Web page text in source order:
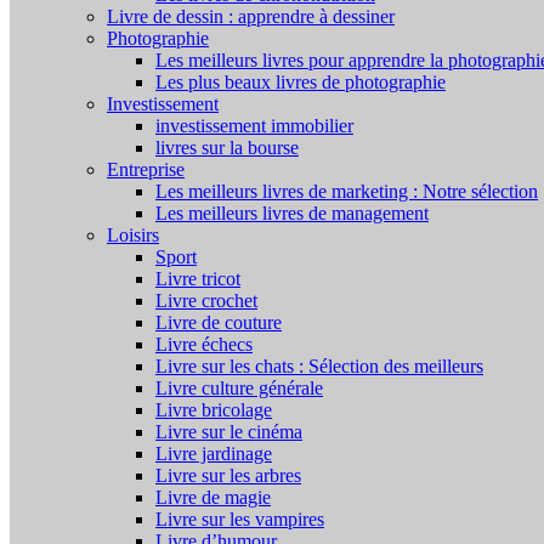
Livre de dessin : apprendre à dessiner
Photographie
Les meilleurs livres pour apprendre la
Les plus beaux livres de photographie
Investissement
investissement immobilier
livres sur la bourse
Entreprise
Les meilleurs livres de marketing : Notre sélection
Les meilleurs livres de management
Loisirs
Sport
Livre tricot
Livre crochet
Livre de couture
Livre échecs
Livre sur les chats : Sélection des meilleurs
Livre culture générale
Livre bricolage
Livre sur le cinéma
Livre jardinage
Livre sur les arbres
Livre de magie
Livre sur les vampires